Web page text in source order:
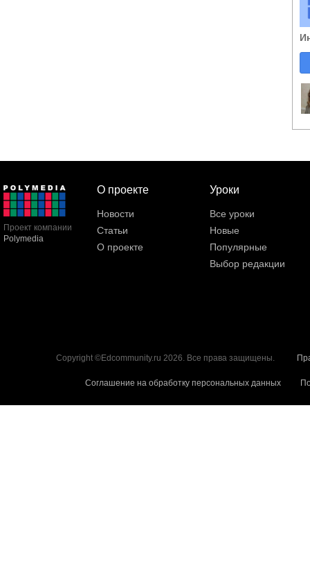
Проект компании
Polymedia
О проекте
Новости
Статьи
О проекте
Уроки
Все уроки
Новые
Популярные
Выбор редакции
Copyright ©Edcommunity.ru 2026. Все права защищены.
Соглашение на обработку персональных данных